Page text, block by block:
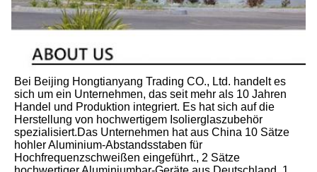
Bei Beijing Hongtianyang Trading CO., Ltd. handelt es
sich um ein Unternehmen, das seit mehr als 10 Jahren
Handel und Produktion integriert. Es hat sich auf die
Herstellung von hochwertigem Isolierglaszubehör
spezialisiert.Das Unternehmen hat aus China 10 Sätze
hohler Aluminium-Abstandsstaben für
Hochfrequenzschweißen eingeführt., 2 Sätze